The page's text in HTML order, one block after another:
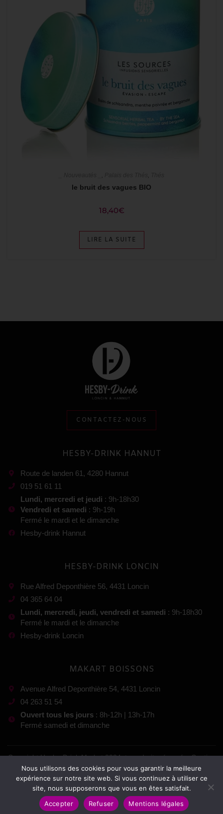
, ,
le bruit des vagues BIO
18,40€
LIRE LA SUITE
CONTACTEZ-NOUS
HESBY-DRINK HANNUT
Route de landen 61, 4280 Hannut
019 51 61 11
Lundi, mercredi et jeudi : 9h-18h30
Vendredi et samedi : 9h-19h
Fermé le mardi et le dimanche
Hesby-drink Hannut
HESBY-DRINK LONCIN
Rue Alfred Deponthière 56, 4431 Loncin
04 365 64 04
Lundi, mercredi, jeudi, vendredi et samedi : 9h-18h30
Fermé le mardi et le dimanche
Hesby-drink Loncin
MAKART BOISSONS
Avenue Alfred Deponthière 54, 4431 Loncin
04 263 51 54
Ouvert tous les jours : 8h-12h | 13h-17h
Fermé samedi et dimanche
Copyright Hesby-Drink Market 2024, tous droits réservés. Gestion
:
Mentions légales–Conditions générales de vente
Nous utilisons des cookies pour vous garantir la meilleure
expérience sur notre site web. Si vous continuez à utiliser ce
site, nous supposerons que vous en êtes satisfait.
Accepter
Refuser Mentions légales